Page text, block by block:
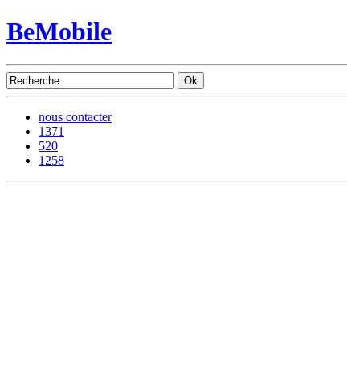
BeMobile
nous contacter
1371
520
1258